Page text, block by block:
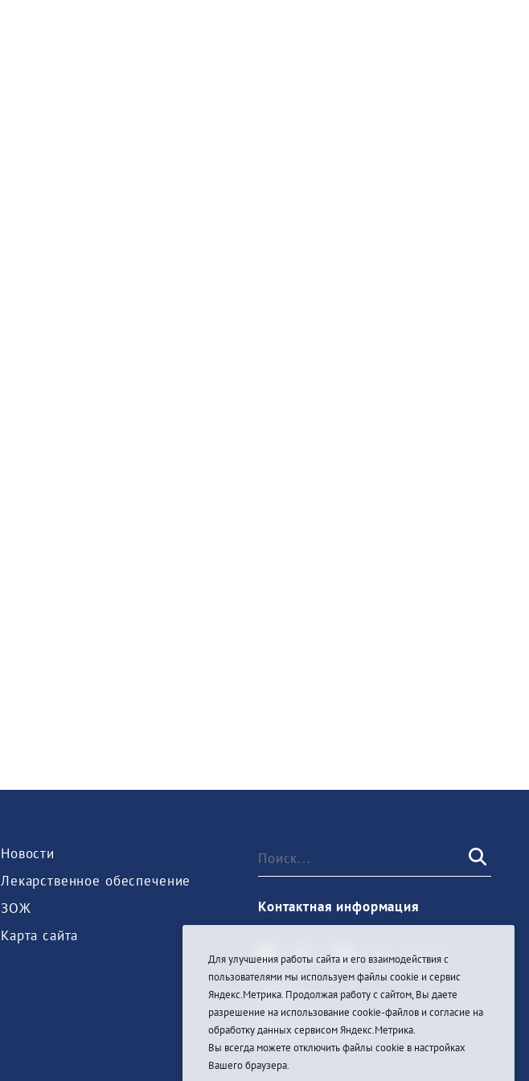
Новости
Лекарственное обеспечение
ЗОЖ
Карта сайта
Контактная информация
Войти
Для улучшения работы сайта и его взаимодействия с
пользователями мы используем файлы cookie и сервис
Яндекс.Метрика. Продолжая работу с сайтом, Вы даете
разрешение на использование cookie-файлов и согласие на
обработку данных сервисом Яндекс.Метрика.
Вы всегда можете отключить файлы cookie в настройках
Вашего браузера.